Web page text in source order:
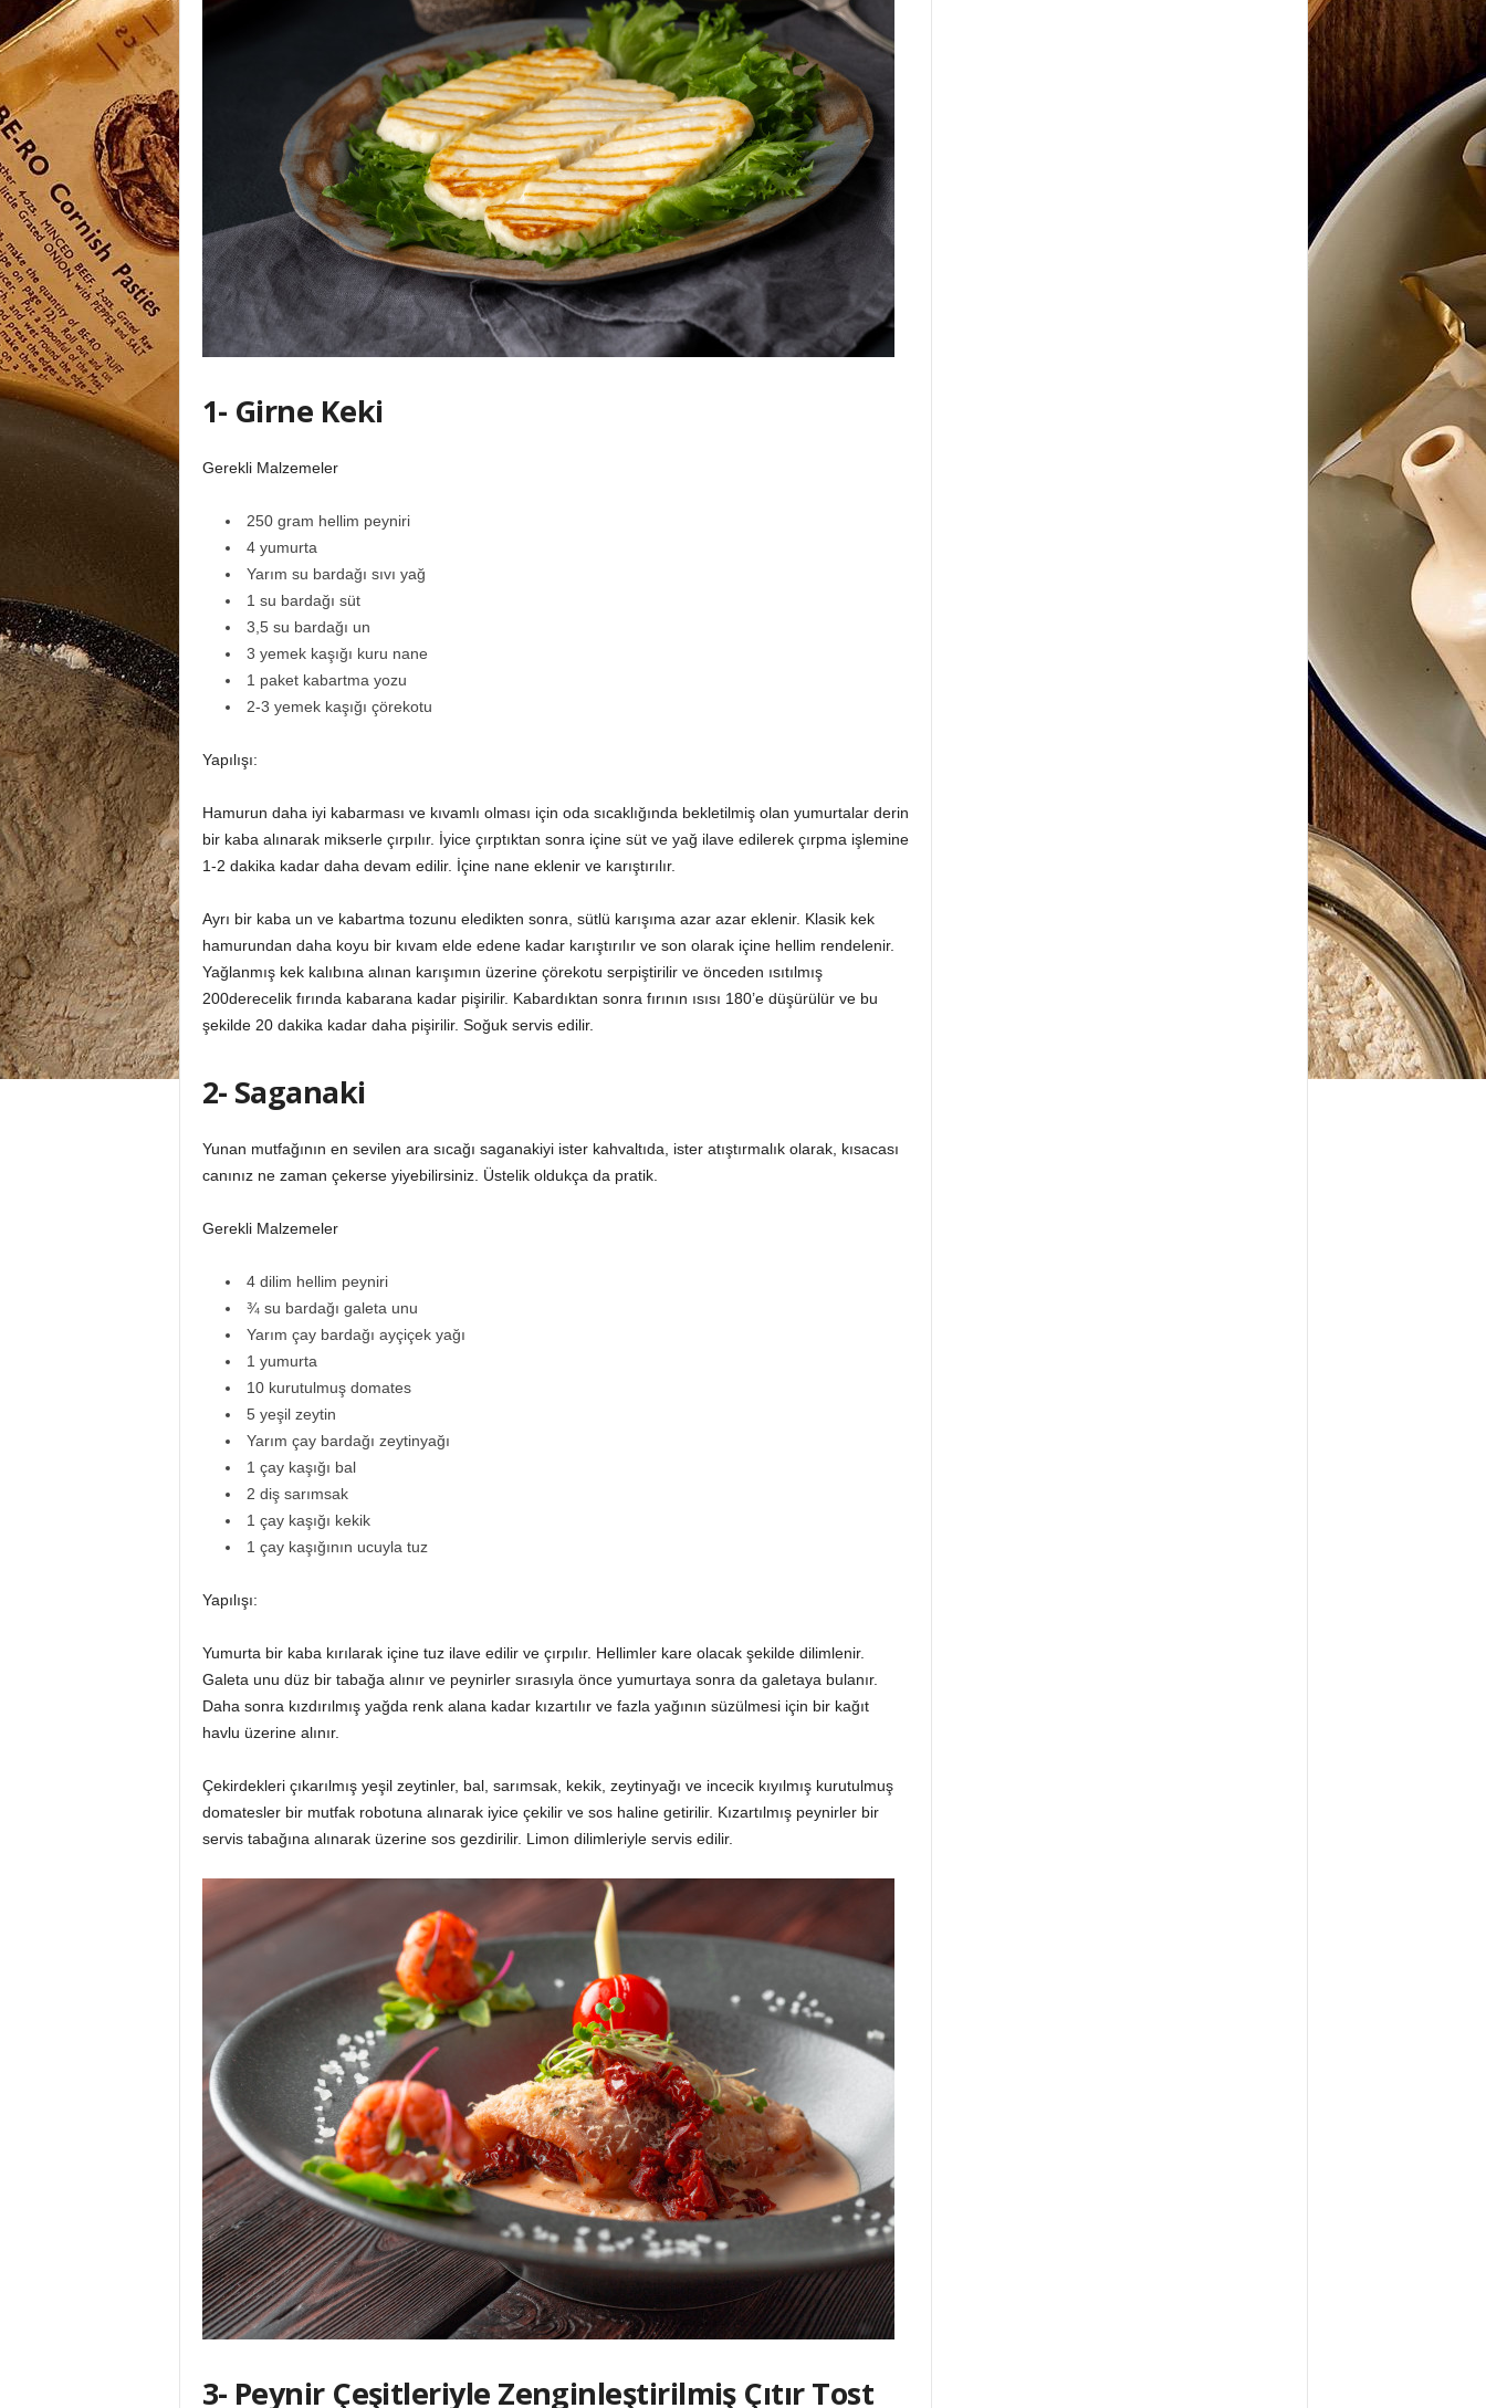
1- Girne Keki
Gerekli Malzemeler
250 gram hellim peyniri
4 yumurta
Yarım su bardağı sıvı yağ
1 su bardağı süt
3,5 su bardağı un
3 yemek kaşığı kuru nane
1 paket kabartma yozu
2-3 yemek kaşığı çörekotu
Yapılışı:
Hamurun daha iyi kabarması ve kıvamlı olması için oda sıcaklığında bekletilmiş olan yumurtalar derin
bir kaba alınarak mikserle çırpılır. İyice çırptıktan sonra içine süt ve yağ ilave edilerek çırpma işlemine
1-2 dakika kadar daha devam edilir. İçine nane eklenir ve karıştırılır.
Ayrı bir kaba un ve kabartma tozunu eledikten sonra, sütlü karışıma azar azar eklenir. Klasik kek
hamurundan daha koyu bir kıvam elde edene kadar karıştırılır ve son olarak içine hellim rendelenir.
Yağlanmış kek kalıbına alınan karışımın üzerine çörekotu serpiştirilir ve önceden ısıtılmış
200derecelik fırında kabarana kadar pişirilir. Kabardıktan sonra fırının ısısı 180’e düşürülür ve bu
şekilde 20 dakika kadar daha pişirilir. Soğuk servis edilir.
2- Saganaki
Yunan mutfağının en sevilen ara sıcağı saganakiyi ister kahvaltıda, ister atıştırmalık olarak, kısacası
canınız ne zaman çekerse yiyebilirsiniz. Üstelik oldukça da pratik.
Gerekli Malzemeler
4 dilim hellim peyniri
¾ su bardağı galeta unu
Yarım çay bardağı ayçiçek yağı
1 yumurta
10 kurutulmuş domates
5 yeşil zeytin
Yarım çay bardağı zeytinyağı
1 çay kaşığı bal
2 diş sarımsak
1 çay kaşığı kekik
1 çay kaşığının ucuyla tuz
Yapılışı:
Yumurta bir kaba kırılarak içine tuz ilave edilir ve çırpılır. Hellimler kare olacak şekilde dilimlenir.
Galeta unu düz bir tabağa alınır ve peynirler sırasıyla önce yumurtaya sonra da galetaya bulanır.
Daha sonra kızdırılmış yağda renk alana kadar kızartılır ve fazla yağının süzülmesi için bir kağıt
havlu üzerine alınır.
Çekirdekleri çıkarılmış yeşil zeytinler, bal, sarımsak, kekik, zeytinyağı ve incecik kıyılmış kurutulmuş
domatesler bir mutfak robotuna alınarak iyice çekilir ve sos haline getirilir. Kızartılmış peynirler bir
servis tabağına alınarak üzerine sos gezdirilir. Limon dilimleriyle servis edilir.
3- Peynir Çeşitleriyle Zenginleştirilmiş Çıtır Tost